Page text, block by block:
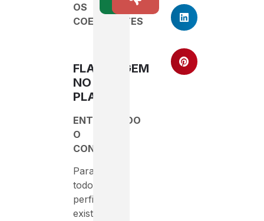
OS
COEFICIENTES
FLAMBAGEM
NO
PLANO
ENTENDENDO
O
CONCEITO
Para
todo
perfil
existem